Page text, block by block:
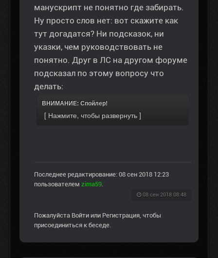
манускрипт не понятно где забирать.
Ну просто слов нет: вот скажите как
тут догадатся? Ни подсказок, ни
указки, чем руководствовать не
понятно. Друг в ЛС на другом форуме
подсказал по этому вопросу что
делать:
ВНИМАНИЕ: Спойлер!
Последнее редактирование: 08 сен 2018 12:23
пользователем zima59.
08 сен 2018 08:48
Пожалуйста Войти или Регистрация, чтобы
присоединиться к беседе.